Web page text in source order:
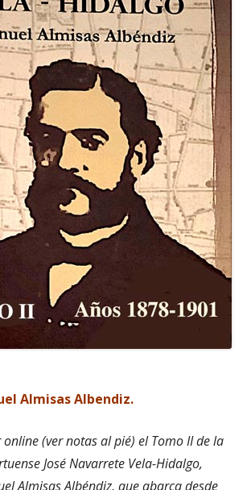
Almisas Albendiz.
online (ver notas al pié) el Tomo II de la
José Navarrete Vela-Hidalgo,
Almisas Albéndiz, que abarca desde